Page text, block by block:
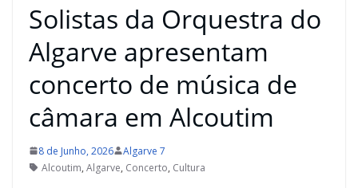
Solistas da Orquestra do
Algarve apresentam
concerto de música de
câmara em Alcoutim
8 de Junho, 2026
Algarve 7
Alcoutim, Algarve, Concerto, Cultura